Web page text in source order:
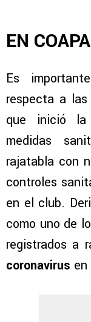
EN
Es
respecta a
que inició la
medidas
rajatabla con
controles
en el club.
como uno de
registrados a
coronavirus